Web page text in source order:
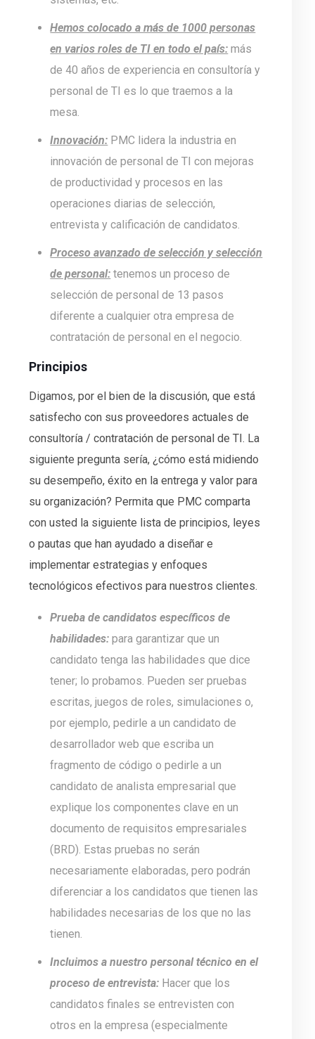
Hemos colocado a más de 1000 personas
en varios roles de TI en todo el país: más
de 40 años de experiencia en consultoría y
personal de TI es lo que traemos a la
mesa.
Innovación: PMC lidera la industria en
innovación de personal de TI con mejoras
de productividad y procesos en las
operaciones diarias de selección,
entrevista y calificación de candidatos.
Proceso avanzado de selección y selección
de personal: tenemos un proceso de
selección de personal de 13 pasos
diferente a cualquier otra empresa de
contratación de personal en el negocio.
Principios
Digamos, por el bien de la discusión, que está
satisfecho con sus proveedores actuales de
consultoría / contratación de personal de TI. La
siguiente pregunta sería, ¿cómo está midiendo
su desempeño, éxito en la entrega y valor para
su organización? Permita que PMC comparta
con usted la siguiente lista de principios, leyes
o pautas que han ayudado a diseñar e
implementar estrategias y enfoques
tecnológicos efectivos para nuestros clientes.
Prueba de candidatos específicos de
habilidades: para garantizar que un
candidato tenga las habilidades que dice
tener; lo probamos. Pueden ser pruebas
escritas, juegos de roles, simulaciones o,
por ejemplo, pedirle a un candidato de
desarrollador web que escriba un
fragmento de código o pedirle a un
candidato de analista empresarial que
explique los componentes clave en un
documento de requisitos empresariales
(BRD). Estas pruebas no serán
necesariamente elaboradas, pero podrán
diferenciar a los candidatos que tienen las
habilidades necesarias de los que no las
tienen.
Incluimos a nuestro personal técnico en el
proceso de entrevista: Hacer que los
candidatos finales se entrevisten con
otros en la empresa (especialmente